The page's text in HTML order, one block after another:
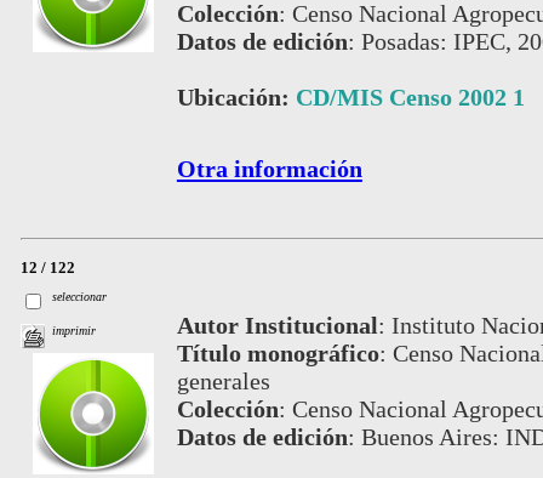
Colección: Censo Nacional
Datos de edición: Posadas: IPEC,
Ubicación: CD/MIS Censo 2002 1
Otra información
12 / 122
seleccionar
imprimir Autor Institucional: Instituto
Título monográfico: Censo
generales
Colección: Censo Nacional
Datos de edición: Buenos Aires: